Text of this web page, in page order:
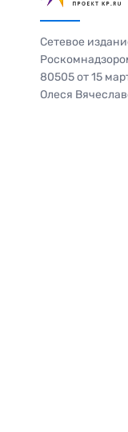
Сетевое
80505 от 15
Олеся